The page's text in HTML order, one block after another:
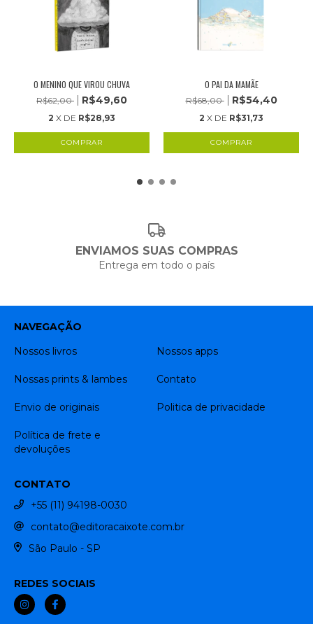
O MENINO QUE VIROU CHUVA
R$62,00 R$49,60
2 X DE R$28,93
O PAI DA MAMÃE
R$68,00 R$54,40
2 X DE R$31,73
ENVIAMOS SUAS COMPRAS
Entrega em todo o país
NAVEGAÇÃO
Nossos livros
Nossos apps
Nossas prints & lambes Contato
Envio de originais Politica de privacidade
Política de frete e
devoluções
CONTATO
+55 (11) 94198-0030
contato@editoracaixote.com.br
São Paulo - SP
REDES SOCIAIS